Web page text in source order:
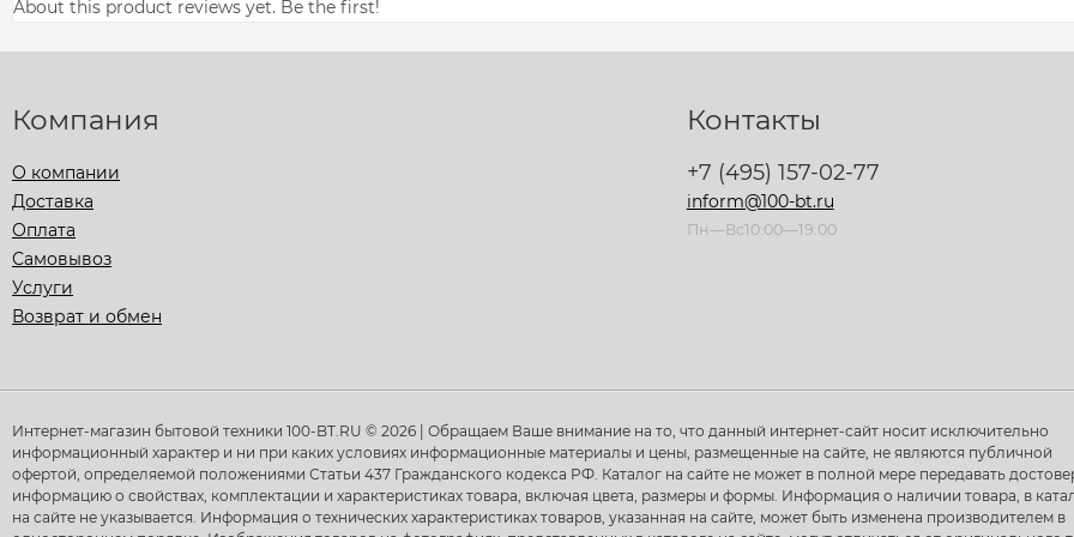
About this product reviews yet. Be the first!
Компания
О компании
Доставка
Оплата
Самовывоз
Услуги
Возврат и обмен
Контакты
+7 (495) 157-02-77
inform@100-bt.ru
Пн—Вс10:00—19:00
Интернет-магазин бытовой техники 100-BT.RU © 2026 | Обращаем Ваше внимание на то, что данный интернет-сайт носит исключительно
информационный характер и ни при каких условиях информационные материалы и цены, размещенные на сайте, не являются публичной
офертой, определяемой положениями Статьи 437 Гражданского кодекса РФ. Каталог на сайте не может в полной мере передавать
информацию о свойствах, комплектации и характеристиках товара, включая цвета, размеры и формы. Информация о наличии товара, в
на сайте не указывается. Информация о технических характеристиках товаров, указанная на сайте, может быть изменена производителем в